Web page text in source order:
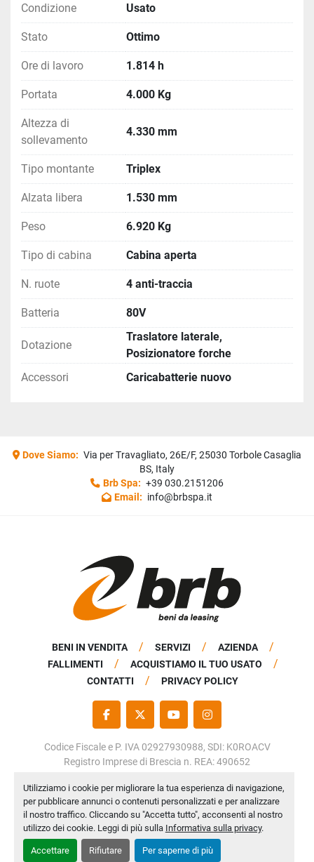
Utilizziamo i cookie per migliorare la tua esperienza di navigazione,
per pubblicare annunci o contenuti personalizzati e per analizzare
il nostro traffico. Cliccando su "Accetta tutto", acconsenti al nostro
utilizzo dei cookie. Leggi di più sulla Informativa sulla privacy.
Accettare Rifiutare Per saperne di più
40/600 è un carrello elevatore elettrico robusto,
versatile e ben accessoriato, ideale per aziende
logistiche, magazzini e centri di distribuzione che
cercano un mezzo usato, affidabile e in ottimo stato.
Condizione
Usato
Stato Ottimo
Ore di lavoro 1.814 h
Portata 4.000 Kg
Altezza di
sollevamento
4.330 mm
Tipo montante Triplex
Alzata libera 1.530 mm
Peso 6.920 Kg
Tipo di cabina Cabina aperta
N. ruote 4 anti-traccia
Batteria 80V
Dotazione
Traslatore laterale,
Posizionatore forche
Accessori
Caricabatterie nuovo
Dove Siamo: Via per Travagliato, 26E/F, 25030 Torbole Casaglia
BS, Italy
Brb Spa: +39 030.2151206
Email: info@brbspa.it
BENI IN VENDITA SERVIZI
AZIENDA
FALLIMENTI
ACQUISTIAMO IL TUO USATO
CONTATTI
PRIVACY POLICY
FACEBOOKTWITTERYOUTUBEINSTAGRAM
Codice Fiscale e P. IVA 02927930988, SDI: K0ROACV
Registro Imprese di Brescia n. REA: 490652
Personalizza le preferenze sui Cookies
Machinio Systemsito web diMachinio